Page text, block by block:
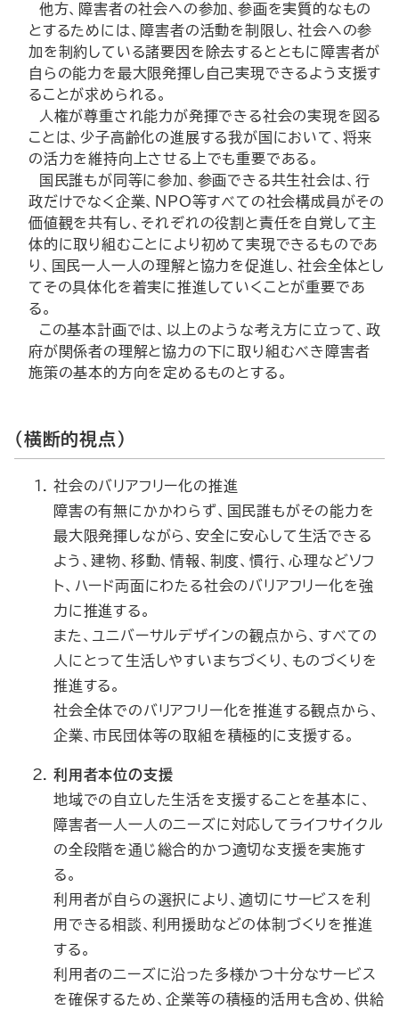
他方、障害者の社会への参加、参画を実質的なもの
とするためには、障害者の活動を制限し、社会への参
加を制約している諸要因を除去するとともに障害者が
自らの能力を最大限発揮し自己実現できるよう支援す
ることが求められる。
人権が尊重され能力が発揮できる社会の実現を図る
ことは、少子高齢化の進展する我が国において、将来
の活力を維持向上させる上でも重要である。
国民誰もが同等に参加、参画できる共生社会は、行
政だけでなく企業、NPO等すべての社会構成員がその
価値観を共有し、それぞれの役割と責任を自覚して主
体的に取り組むことにより初めて実現できるものであ
り、国民一人一人の理解と協力を促進し、社会全体とし
てその具体化を着実に推進していくことが重要であ
る。
この基本計画では、以上のような考え方に立って、政
府が関係者の理解と協力の下に取り組むべき障害者
施策の基本的方向を定めるものとする。
（横断的視点）
社会のバリアフリー化の推進
障害の有無にかかわらず、国民誰もがその能力を
最大限発揮しながら、安全に安心して生活できる
よう、建物、移動、情報、制度、慣行、心理などソフ
ト、ハード両面にわたる社会のバリアフリー化を強
力に推進する。
また、ユニバーサルデザインの観点から、すべての
人にとって生活しやすいまちづくり、ものづくりを
推進する。
社会全体でのバリアフリー化を推進する観点から、
企業、市民団体等の取組を積極的に支援する。
利用者本位の支援
地域での自立した生活を支援することを基本に、
障害者一人一人のニーズに対応してライフサイクル
の全段階を通じ総合的かつ適切な支援を実施す
る。
利用者が自らの選択により、適切にサービスを利
用できる相談、利用援助などの体制づくりを推進
する。
利用者のニーズに沿った多様かつ十分なサービス
を確保するため、企業等の積極的活用も含め、供給